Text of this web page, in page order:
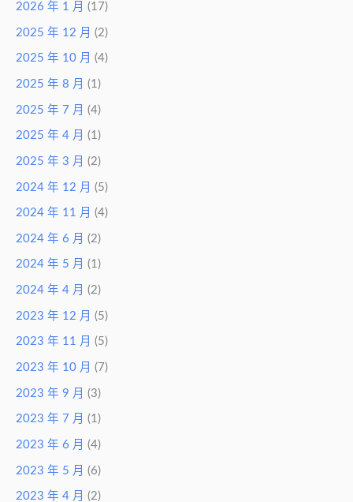
2026 年 1 月 (17)
2025 年 12 月 (2)
2025 年 10 月 (4)
2025 年 8 月 (1)
2025 年 7 月 (4)
2025 年 4 月 (1)
2025 年 3 月 (2)
2024 年 12 月 (5)
2024 年 11 月 (4)
2024 年 6 月 (2)
2024 年 5 月 (1)
2024 年 4 月 (2)
2023 年 12 月 (5)
2023 年 11 月 (5)
2023 年 10 月 (7)
2023 年 9 月 (3)
2023 年 7 月 (1)
2023 年 6 月 (4)
2023 年 5 月 (6)
2023 年 4 月 (2)